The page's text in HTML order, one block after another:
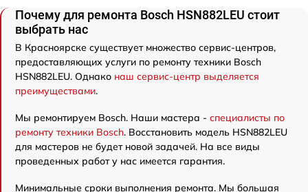
Почему для ремонта Bosch HSN882LEU стоит
выбрать нас
В Красноярске существует множество сервис-центров,
предоставляющих услуги по ремонту техники Bosch
HSN882LEU. Однако наш сервис-центр выделяется
преимуществами.
Мы ремонтируем Bosch. Наши мастера - специалисты по
ремонту техники Bosch. Восстановить модель HSN882LEU
для мастеров не будет новой задачей. На все виды
проведенных работ у нас имеется гарантия.
Минимальные сроки выполнения ремонта. Мы большая